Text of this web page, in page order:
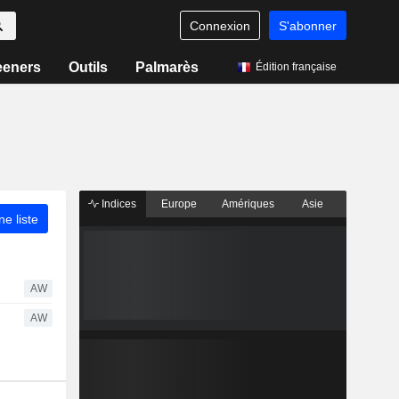
Connexion S'abonner
Outils Palmarès Édition française
liste
AW
AW
Indices Europe Amériques Asie